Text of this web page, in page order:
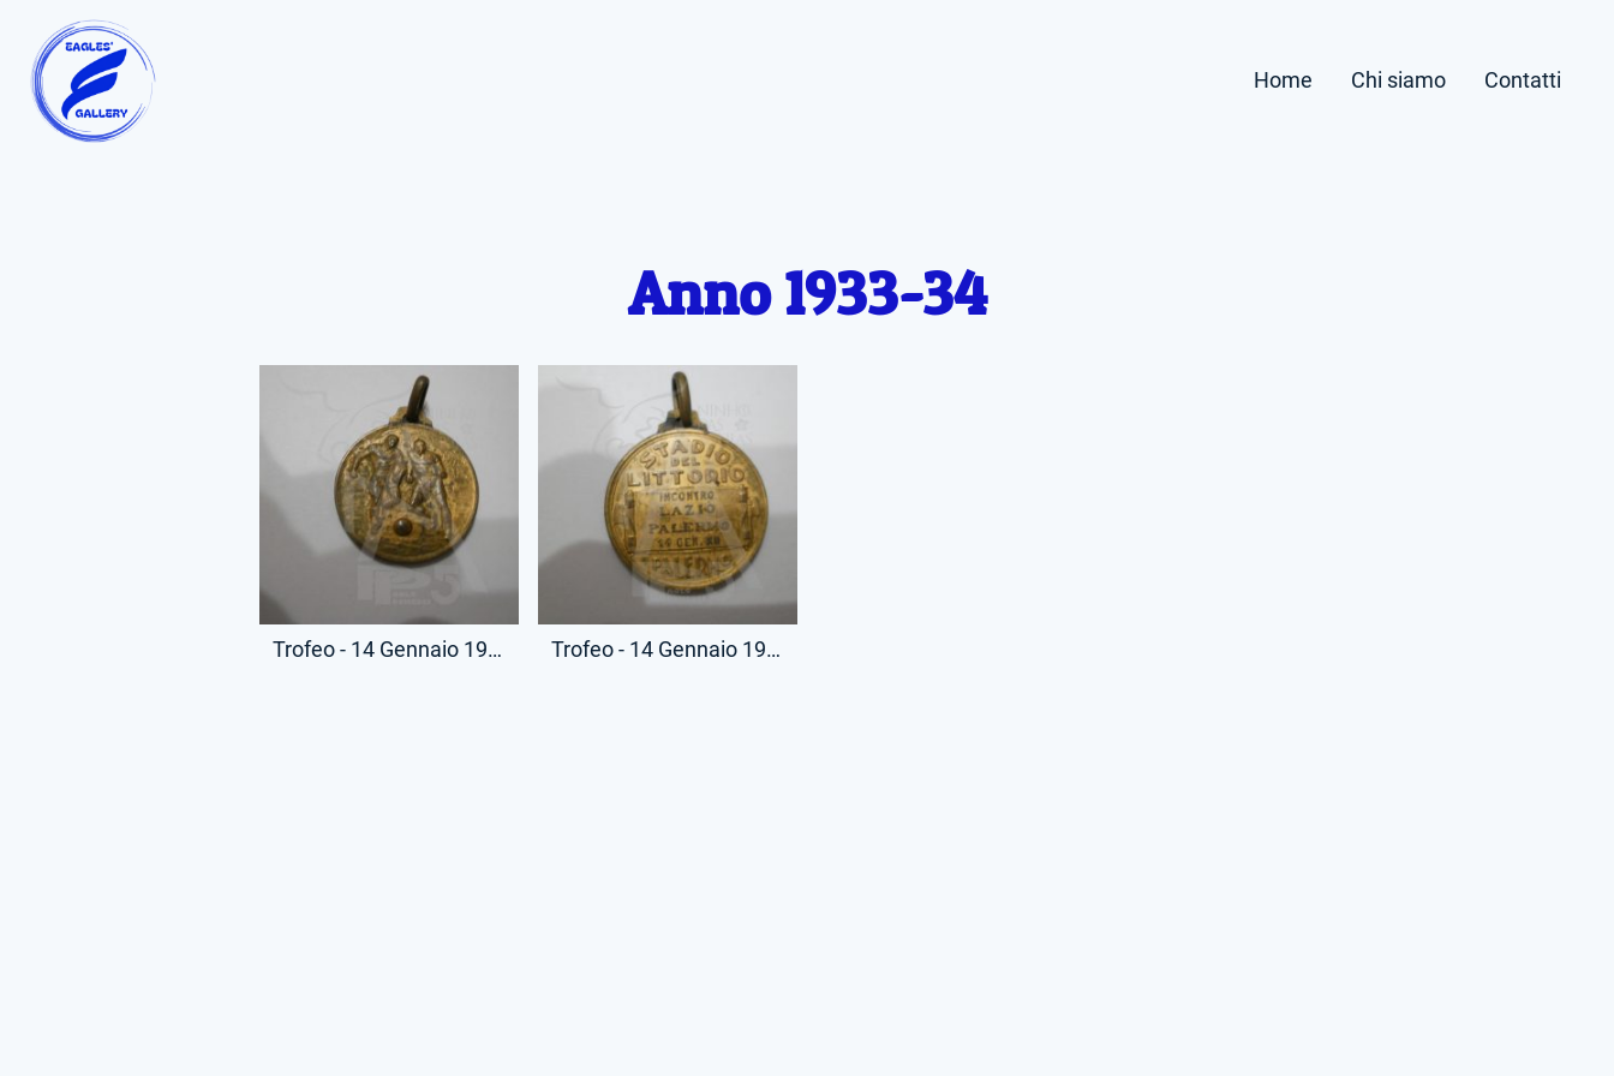
Home Chi siamo Contatti
Anno 1933-34
Trofeo - 14 Gennaio 1934 - Medaglietta - Partita Palermo-Lazio - (Fronte) Trofeo - 14 Gennaio 1934 - Medaglietta - Partita Palermo-Lazio - (Retro)